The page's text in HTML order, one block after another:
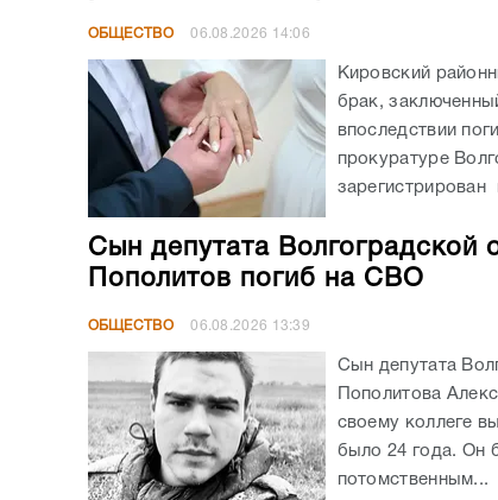
ОБЩЕСТВО 06.08.2026 14:06
Кировский
брак,
впоследствии
прокуратуре
Сын депутата Волгоградской
Пополитов погиб на СВО
ОБЩЕСТВО 06.08.2026 13:39
Сын депутата
Пополитова
своему коллеге
было 24 года. Он
потомственным...